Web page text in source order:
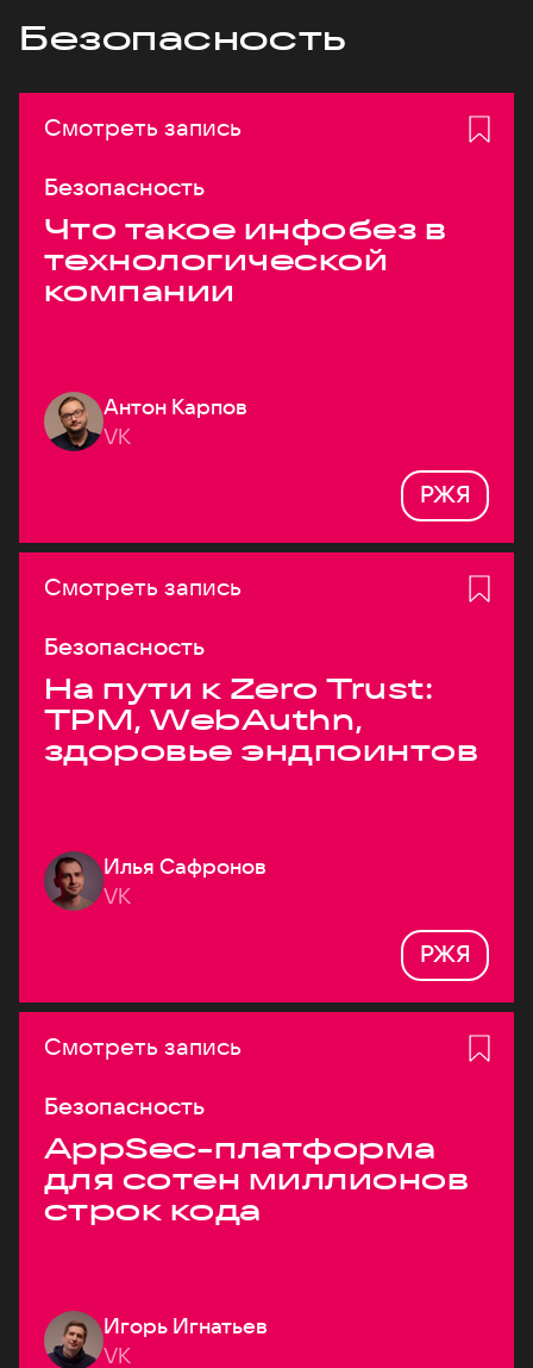
Безопасность
Смотреть запись
Безопасность
Что такое инфобез в
технологической
компании
Антон Карпов
VK
РЖЯ
Смотреть запись
Безопасность
На пути к Zero Trust:
TPM, WebAuthn,
здоровье эндпоинтов
Илья Сафронов
VK
РЖЯ
Смотреть запись
Безопасность
AppSec-платформа
для сотен миллионов
строк кода
Игорь Игнатьев
VK